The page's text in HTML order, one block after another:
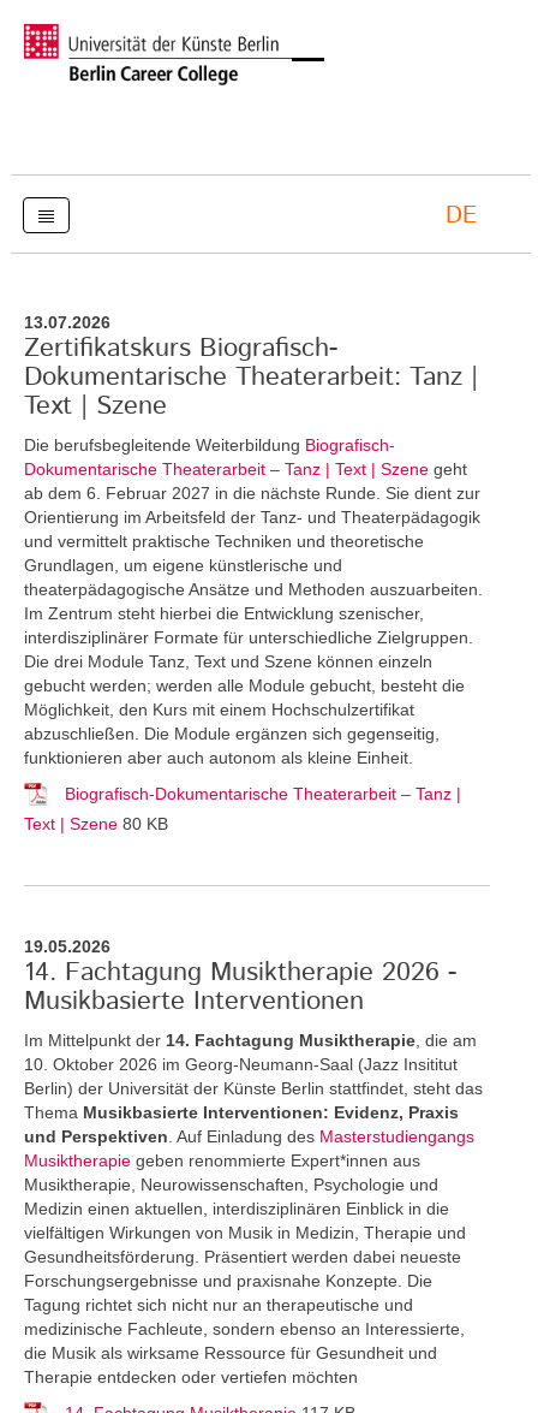
DE
13.07.2026
Zertifikatskurs Biografisch-
Dokumentarische Theaterarbeit: Tanz |
Text | Szene
Die berufsbegleitende Weiterbildung Biografisch-
Dokumentarische Theaterarbeit – Tanz | Text | Szene geht
ab dem 6. Februar 2027 in die nächste Runde. Sie dient zur
Orientierung im Arbeitsfeld der Tanz- und Theaterpädagogik
und vermittelt praktische Techniken und theoretische
Grundlagen, um eigene künstlerische und
theaterpädagogische Ansätze und Methoden auszuarbeiten.
Im Zentrum steht hierbei die Entwicklung szenischer,
interdisziplinärer Formate für unterschiedliche Zielgruppen.
Die drei Module Tanz, Text und Szene können einzeln
gebucht werden; werden alle Module gebucht, besteht die
Möglichkeit, den Kurs mit einem Hochschulzertifikat
abzuschließen. Die Module ergänzen sich gegenseitig,
funktionieren aber auch autonom als kleine Einheit.
Biografisch-Dokumentarische Theaterarbeit – Tanz |
Text | Szene 80 KB
19.05.2026
14. Fachtagung Musiktherapie 2026 -
Musikbasierte Interventionen
Im Mittelpunkt der 14. Fachtagung Musiktherapie , die am
10. Oktober 2026 im Georg-Neumann-Saal (Jazz Insititut
Berlin) der Universität der Künste Berlin stattfindet, steht das
Thema Musikbasierte Interventionen: Evidenz, Praxis
und Perspektiven . Auf Einladung des Masterstudiengangs
Musiktherapie geben renommierte Expert*innen aus
Musiktherapie, Neurowissenschaften, Psychologie und
Medizin einen aktuellen, interdisziplinären Einblick in die
vielfältigen Wirkungen von Musik in Medizin, Therapie und
Gesundheitsförderung. Präsentiert werden dabei neueste
Forschungsergebnisse und praxisnahe Konzepte. Die
Tagung richtet sich nicht nur an therapeutische und
medizinische Fachleute, sondern ebenso an Interessierte,
die Musik als wirksame Ressource für Gesundheit und
Therapie entdecken oder vertiefen möchten